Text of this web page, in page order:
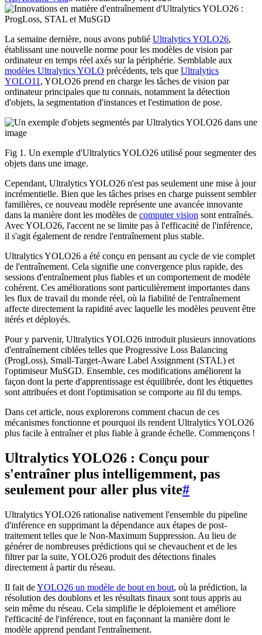
La semaine dernière, nous avons publié Ultralytics YOLO26,
établissant une nouvelle norme pour les modèles de vision par
ordinateur en temps réel axés sur la périphérie. Semblable aux
modèles Ultralytics YOLO précédents, tels que Ultralytics
YOLO11 , YOLO26 prend en charge les tâches de vision par
ordinateur principales que tu connais, notamment la détection
d'objets, la segmentation d'instances et l'estimation de pose.
Fig 1. Un exemple d'Ultralytics YOLO26 utilisé pour segmenter des
objets dans une image.
Cependant, Ultralytics YOLO26 n'est pas seulement une mise à jour
incrémentielle. Bien que les tâches prises en charge puissent sembler
familières, ce nouveau modèle représente une avancée innovante
dans la manière dont les modèles de computer vision sont entraînés.
Avec YOLO26, l'accent ne se limite pas à l'efficacité de l'inférence,
il s'agit également de rendre l'entraînement plus stable.
Ultralytics YOLO26 a été conçu en pensant au cycle de vie complet
de l'entraînement. Cela signifie une convergence plus rapide, des
sessions d'entraînement plus fiables et un comportement de modèle
cohérent. Ces améliorations sont particulièrement importantes dans
les flux de travail du monde réel, où la fiabilité de l'entraînement
affecte directement la rapidité avec laquelle les modèles peuvent être
itérés et déployés.
Pour y parvenir, Ultralytics YOLO26 introduit plusieurs innovations
d'entraînement ciblées telles que Progressive Loss Balancing
(ProgLoss), Small-Target-Aware Label Assignment (STAL) et
l'optimiseur MuSGD. Ensemble, ces modifications améliorent la
façon dont la perte d'apprentissage est équilibrée, dont les étiquettes
sont attribuées et dont l'optimisation se comporte au fil du temps.
Dans cet article, nous explorerons comment chacun de ces
mécanismes fonctionne et pourquoi ils rendent Ultralytics YOLO26
plus facile à entraîner et plus fiable à grande échelle. Commençons !
Ultralytics YOLO26 : Conçu pour
s'entraîner plus intelligemment, pas
seulement pour aller plus vite#
Ultralytics YOLO26 rationalise nativement l'ensemble du pipeline
d'inférence en supprimant la dépendance aux étapes de post-
traitement telles que le Non-Maximum Suppression. Au lieu de
générer de nombreuses prédictions qui se chevauchent et de les
filtrer par la suite, YOLO26 produit des détections finales
directement à partir du réseau.
Il fait deYOLO26 un modèle de bout en bout, où la prédiction, la
résolution des doublons et les résultats finaux sont tous appris au
sein même du réseau. Cela simplifie le déploiement et améliore
l'efficacité de l'inférence, tout en façonnant la manière dont le
modèle apprend pendant l'entraînement.